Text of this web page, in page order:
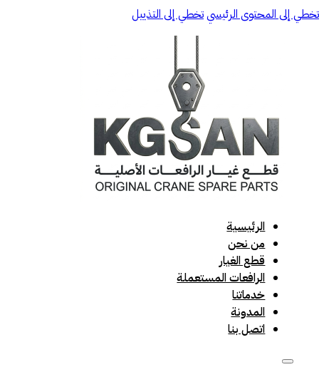
تخطي إلى المحتوى الرئيسيتخطي إلى التذييل
الرئيسية
من نحن
قطع الغيار
الرافعات المستعملة
خدماتنا
المدونة
اتصل بنا